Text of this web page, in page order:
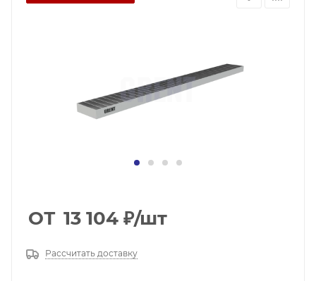
ОТ 13 104 ₽/шт
Рассчитать доставку